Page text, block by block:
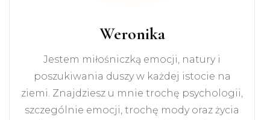
Weronika
Jestem miłośniczką emocji, natury i
poszukiwania duszy w każdej istocie na
ziemi. Znajdziesz u mnie trochę psychologii,
szczególnie emocji, trochę mody oraz życia